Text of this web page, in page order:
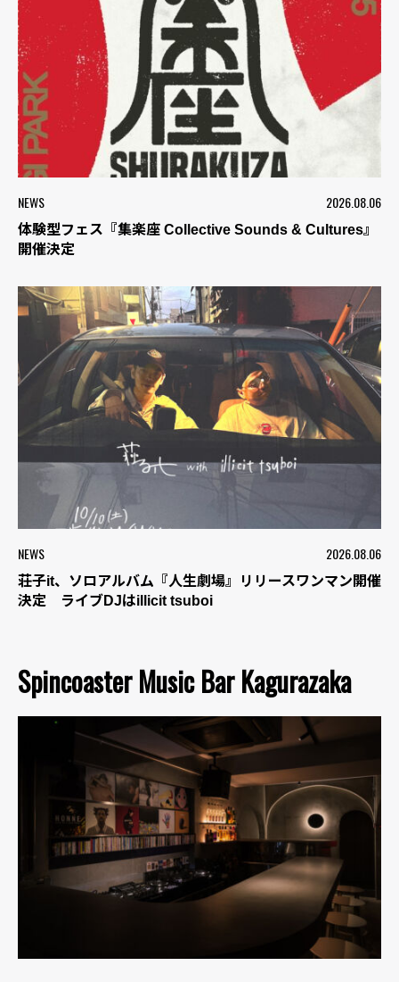
NEWS 2026.08.06
体験型フェス『集楽座 Collective Sounds & Cultures』
開催決定
NEWS 2026.08.06
荘子it、ソロアルバム『人生劇場』リリースワンマン開催
決定 ライブDJはillicit tsuboi
Spincoaster Music Bar Kagurazaka